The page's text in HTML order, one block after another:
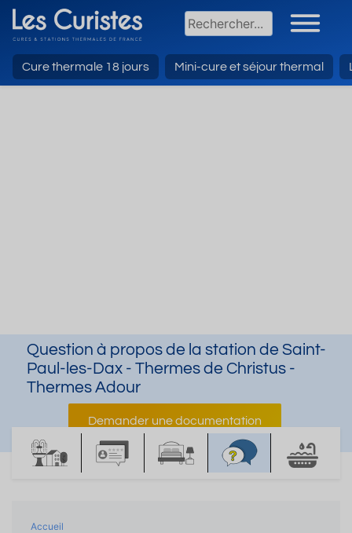
Cure thermale 18 jours Mini-cure et séjour thermal
Question à propos de la station de Saint-
Paul-les-Dax - Thermes de Christus -
Thermes Adour
Demander une documentation
Accueil